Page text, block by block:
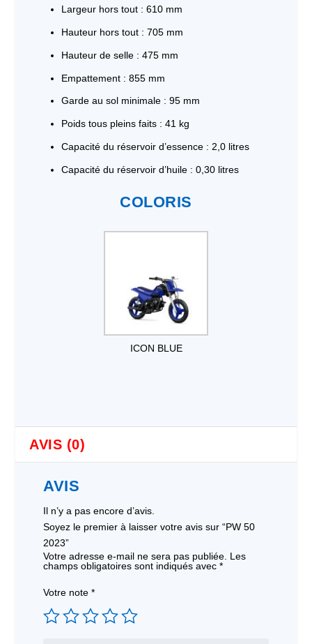
Largeur hors tout : 610 mm
Hauteur hors tout : 705 mm
Hauteur de selle : 475 mm
Empattement : 855 mm
Garde au sol minimale : 95 mm
Poids tous pleins faits : 41 kg
Capacité du réservoir d’essence : 2,0 litres
Capacité du réservoir d’huile : 0,30 litres
COLORIS
ICON BLUE
AVIS (0)
AVIS
Il n’y a pas encore d’avis.
Soyez le premier à laisser votre avis sur “PW 50
2023”
Votre adresse e-mail ne sera pas publiée. Les
champs obligatoires sont indiqués avec*
Votre note*